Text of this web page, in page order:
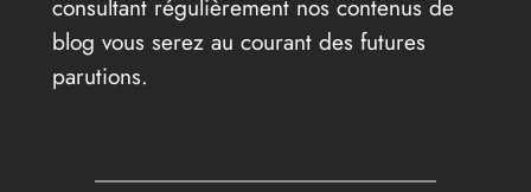
consultant régulièrement nos contenus de
blog vous serez au courant des futures
parutions.